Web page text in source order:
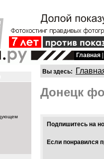
Главная
Вы здесь:
Донецк
Подпишитесь на
Если понравился